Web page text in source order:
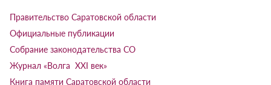
Правительство Саратовской области
Официальные публикации
Собрание законодательства СО
Журнал «Волга XXI век»
Книга памяти Саратовской области